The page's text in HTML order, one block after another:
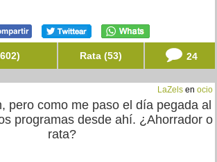
Rata (53) 24
LaZels en ocio
pero como me paso el día pegada al
programas desde ahí. ¿Ahorrador o
rata?